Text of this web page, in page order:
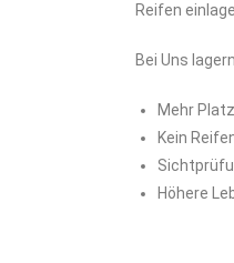
Reifen
Bei Uns
Mehr
Kein
Höhere